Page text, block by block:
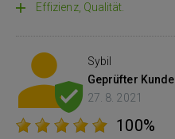
Effizienz, Qualität.
Sybil
Geprüfter Kunde
27. 8. 2021
100%